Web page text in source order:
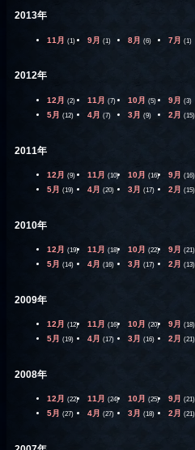
2013年
11月 (1) 9月 (1) 8月 (6) 7月 (1)
2012年
12月 (2) 11月 (7) 10月 (5) 9月 (3)
5月 (12) 4月 (7) 3月 (9) 2月 (15)
2011年
12月 (9) 11月 (10) 10月 (16) 9月 (16)
5月 (19) 4月 (20) 3月 (17) 2月 (15)
2010年
12月 (19) 11月 (18) 10月 (22) 9月 (21)
5月 (14) 4月 (16) 3月 (17) 2月 (13)
2009年
12月 (12) 11月 (16) 10月 (20) 9月 (18)
5月 (19) 4月 (17) 3月 (16) 2月 (21)
2008年
12月 (22) 11月 (24) 10月 (25) 9月 (21)
5月 (27) 4月 (27) 3月 (18) 2月 (21)